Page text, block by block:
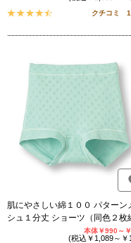
クチコミ
肌にやさしい綿１００ パターン
シュ１分丈 ショーツ（同色２枚
本体￥990～
(税込￥1,089～￥